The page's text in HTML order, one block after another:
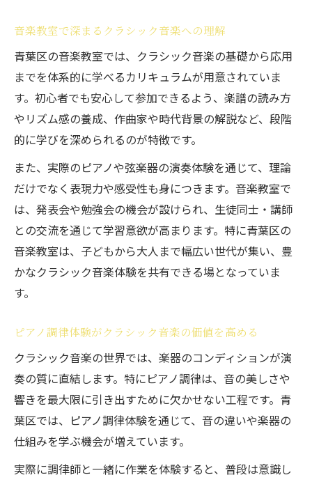
音楽教室で深まるクラシック音楽への理解
青葉区の音楽教室では、クラシック音楽の基礎から応用
までを体系的に学べるカリキュラムが用意されていま
す。初心者でも安心して参加できるよう、楽譜の読み方
やリズム感の養成、作曲家や時代背景の解説など、段階
的に学びを深められるのが特徴です。
また、実際のピアノや弦楽器の演奏体験を通じて、理論
だけでなく表現力や感受性も身につきます。音楽教室で
は、発表会や勉強会の機会が設けられ、生徒同士・講師
との交流を通じて学習意欲が高まります。特に青葉区の
音楽教室は、子どもから大人まで幅広い世代が集い、豊
かなクラシック音楽体験を共有できる場となっていま
す。
ピアノ調律体験がクラシック音楽の価値を高める
クラシック音楽の世界では、楽器のコンディションが演
奏の質に直結します。特にピアノ調律は、音の美しさや
響きを最大限に引き出すために欠かせない工程です。青
葉区では、ピアノ調律体験を通じて、音の違いや楽器の
仕組みを学ぶ機会が増えています。
実際に調律師と一緒に作業を体験すると、普段は意識し